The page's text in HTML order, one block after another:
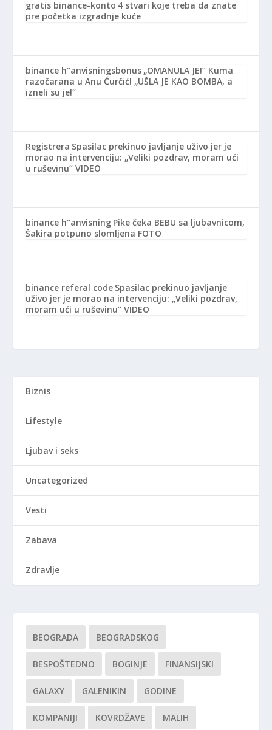
gratis binance-konto 4 stvari koje treba da znate
pre početka izgradnje kuće
binance h"anvisningsbonus „OMANULA JE!“ Kuma
razočarana u Anu Ćurčić! „UŠLA JE KAO BOMBA, a
izneli su je!“
Registrera Spasilac prekinuo javljanje uživo jer je
morao na intervenciju: „Veliki pozdrav, moram ući
u ruševinu“ VIDEO
binance h"anvisning Pike čeka BEBU sa ljubavnicom,
Šakira potpuno slomljena FOTO
binance referal code Spasilac prekinuo javljanje
uživo jer je morao na intervenciju: „Veliki pozdrav,
moram ući u ruševinu“ VIDEO
Biznis
Lifestyle
Ljubav i seks
Uncategorized
Vesti
Zabava
Zdravlje
BEOGRADA BEOGRADSKOG
BESPOŠTEDNO BOGINJE FINANSIJSKI
GALAXY GALENIKIN GODINE
KOMPANIJI KOVRDŽAVE MALIH